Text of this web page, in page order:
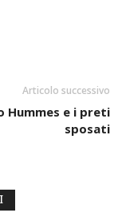
Articolo successivo
Hummes e i preti
sposati